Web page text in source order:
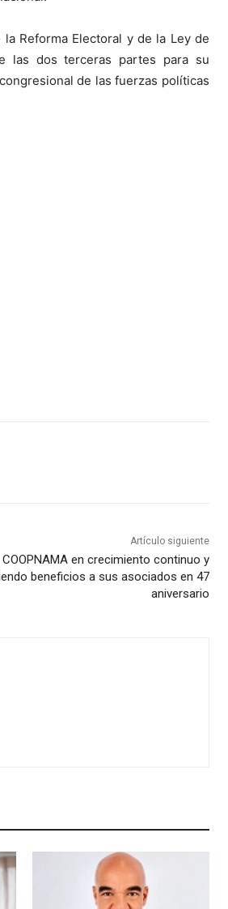
Reforma Electoral y de la Ley de
las dos terceras partes para su
de las fuerzas políticas
Artículo siguiente
COOPNAMA en crecimiento continuo y
beneficios a sus asociados en 47
aniversario